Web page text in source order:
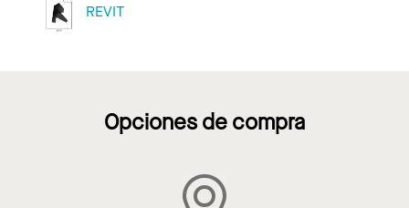
REVIT
Opciones de compra